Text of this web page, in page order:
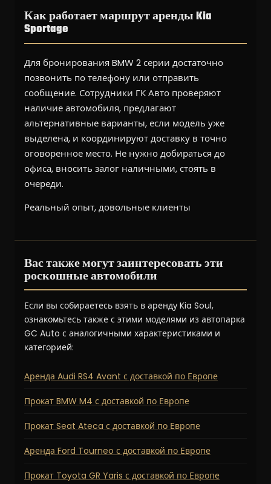
Как работает маршрут аренды Kia
Sportage
Для бронирования BMW 2 серии достаточно
позвонить по телефону или отправить
сообщение. Сотрудники ГК Авто проверяют
наличие автомобиля, предлагают
альтернативные варианты, если модель уже
выделена, и координируют доставку в точно
оговоренное место. Не нужно добираться до
офиса, вносить залог наличными, стоять в
очереди.
Реальный опыт, довольные клиенты
Вас также могут заинтересовать эти
роскошные автомобили
Если вы собираетесь взять в аренду Kia Soul,
ознакомьтесь также с этими моделями из автопарка
GC Auto с аналогичными характеристиками и
категорией:
Аренда Audi RS4 Avant с доставкой по Европе
Прокат BMW M4 с доставкой по Европе
Прокат Seat Ateca с доставкой по Европе
Аренда Ford Tourneo с доставкой по Европе
Прокат Toyota GR Yaris с доставкой по Европе